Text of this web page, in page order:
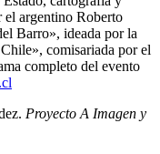
argentino Roberto
Barro», ideada por la
comisariada por el
completo del evento
Proyecto A Imagen y